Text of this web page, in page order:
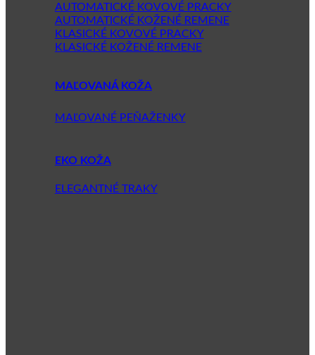
AUTOMATICKÉ KOVOVÉ PRACKY
AUTOMATICKÉ KOŽENÉ REMENE
KLASICKÉ KOVOVÉ PRACKY
KLASICKÉ KOŽENÉ REMENE
MAĽOVANÁ KOŽA
MAĽOVANÉ PEŇAŽENKY
EKO KOŽA
ELEGANTNÉ TRAKY